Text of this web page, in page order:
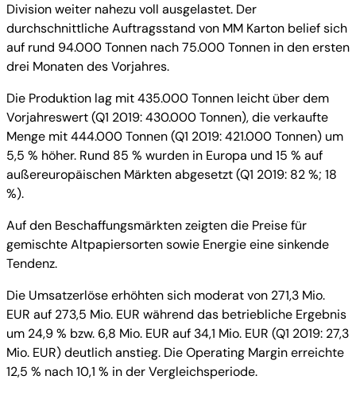
Division weiter nahezu voll ausgelastet. Der
durchschnittliche Auftragsstand von MM Karton belief sich
auf rund 94.000 Tonnen nach 75.000 Tonnen in den ersten
drei Monaten des Vorjahres.
Die Produktion lag mit 435.000 Tonnen leicht über dem
Vorjahreswert (Q1 2019: 430.000 Tonnen), die verkaufte
Menge mit 444.000 Tonnen (Q1 2019: 421.000 Tonnen) um
5,5 % höher. Rund 85 % wurden in Europa und 15 % auf
außereuropäischen Märkten abgesetzt (Q1 2019: 82 %; 18
%).
Auf den Beschaffungsmärkten zeigten die Preise für
gemischte Altpapiersorten sowie Energie eine sinkende
Tendenz.
Die Umsatzerlöse erhöhten sich moderat von 271,3 Mio.
EUR auf 273,5 Mio. EUR während das betriebliche Ergebnis
um 24,9 % bzw. 6,8 Mio. EUR auf 34,1 Mio. EUR (Q1 2019: 27,3
Mio. EUR) deutlich anstieg. Die Operating Margin erreichte
12,5 % nach 10,1 % in der Vergleichsperiode.